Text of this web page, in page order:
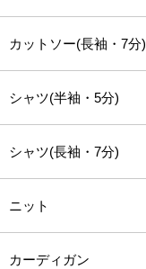
カットソー(長袖・7分)
シャツ(半袖・5分)
シャツ(長袖・7分)
ニット
カーディガン